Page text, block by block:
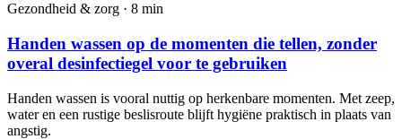
Gezondheid & zorg · 8 min
Handen wassen op de momenten die tellen, zonder
overal desinfectiegel voor te gebruiken
Handen wassen is vooral nuttig op herkenbare momenten. Met zeep,
water en een rustige beslisroute blijft hygiëne praktisch in plaats van
angstig.